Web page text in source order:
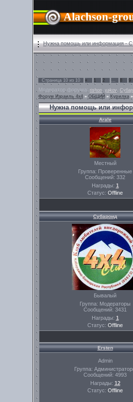
Alachson-
Нужна помощь или информация -
Страница 10 из 10 « 1 2 … 8 9
Модератор форума: rishon yakov
Форум Израиль 4х4 » ОБЩИЙ » Курилка »
Нужна помощь или
Arale
Местный
Группа: Проверенные
Сообщений: 332
Награды: 1
Статус: Offline
Субароид
Бывалый
Группа: Модераторы
Сообщений: 3431
Награды: 1
Статус: Offline
Ersten
Admin
Группа:
Сообщений: 4993
Награды: 12
Статус: Offline